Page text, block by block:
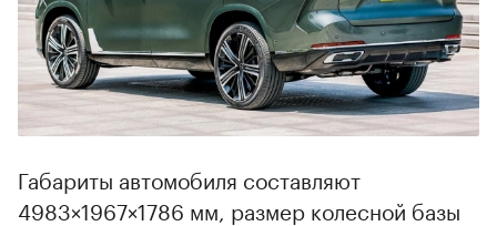
00:00
Габариты автомобиля составляют
4983×1967×1786 мм, размер колесной базы